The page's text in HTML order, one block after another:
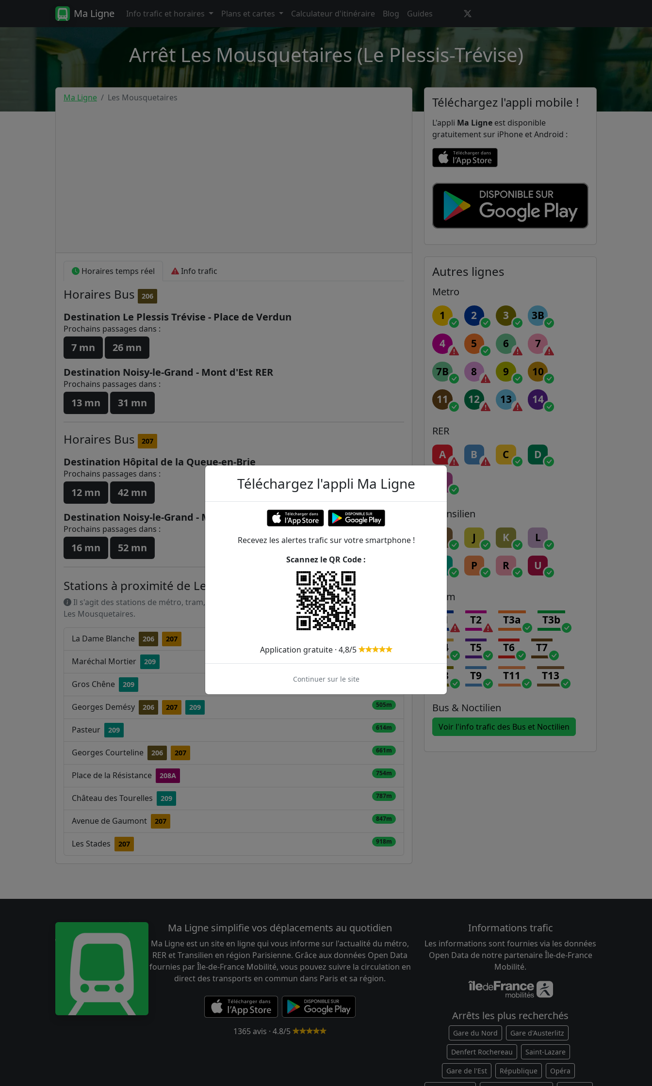
Ma Ligne Info trafic et horaires Plans et cartes Calculateur d'itinéraire Blog Guides
Arrêt Les Mousquetaires (Le Plessis-Trévise)
Ma Ligne Les Mousquetaires
Horaires temps réel Info trafic
Horaires Bus 206
Destination Le Plessis Trévise - Place de Verdun
Prochains passages dans :
7 mn
26 mn
Destination Noisy-le-Grand - Mont d'Est RER
Prochains passages dans :
13 mn 31 mn
Horaires Bus 207
Destination Hôpital de la Queue-en-Brie
Prochains passages dans :
12 mn
42 mn
Destination Noisy-le-Grand - Mont d'Est RER
Prochains passages dans :
16 mn 52 mn
Stations à proximité de Les Mousquetaires
Il s'agit des stations de métro, tram, RER et transilien situées à moins de 1km de la gare
Les Mousquetaires.
La Dame Blanche 206 207
Maréchal Mortier 209
Gros Chêne 209
Georges Demésy 206 207 209 505m
Pasteur 209 614m
Georges Courteline 206 207 661m
Place de la Résistance 208A 754m
Château des Tourelles 209 787m
Avenue de Gaumont 207 847m
Les Stades 207 918m
Téléchargez l'appli mobile !
L'appli Ma Ligne est disponible
gratuitement sur iPhone et Android :
Autres lignes
Metro
1 2 3 3B
4 5 6 7
7B 8 9 10
11 12 13 14
RER
A B C D
Transilien
J K L
P R U
Tram
T1 T2 T3a T3b
T4 T5 T6 T7
T8 T9 T11 T13
Bus & Noctilien
Voir l'info trafic des Bus et Noctilien
Ma Ligne simplifie vos déplacements au quotidien
Ma Ligne est un site en ligne qui vous informe sur l'actualité du métro,
RER et Transilien en région Parisienne. Grâce aux données Open Data
fournies par Île-de-France Mobilité, vous pouvez suivre la circulation en
direct des transports en commun dans Paris et sa région.
1365 avis · 4.8/5
Informations trafic
Les informations sont fournies via les données
Open Data de notre partenaire Île-de-France
Mobilité.
Arrêts les plus recherchés
Gare du Nord Gare d'Austerlitz
Denfert Rochereau Saint-Lazare
Gare de l'Est République Opéra
Téléchargez l'appli Ma Ligne
Recevez les alertes trafic sur votre smartphone !
Scannez le QR Code :
Application gratuite · 4,8/5
Continuer sur le site